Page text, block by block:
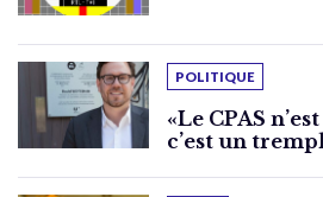
POLITIQUE
«Le CPAS
c’est un